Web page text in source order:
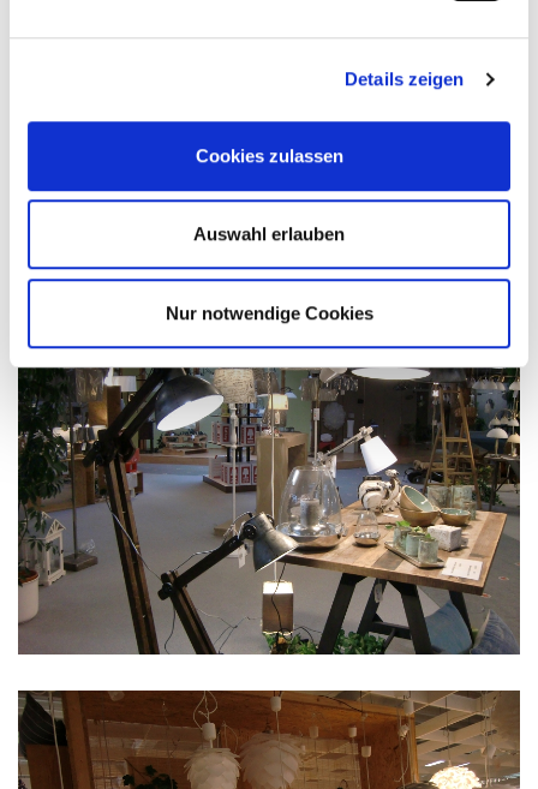
Details zeigen
Cookies zulassen
Auswahl erlauben
Nur notwendige Cookies